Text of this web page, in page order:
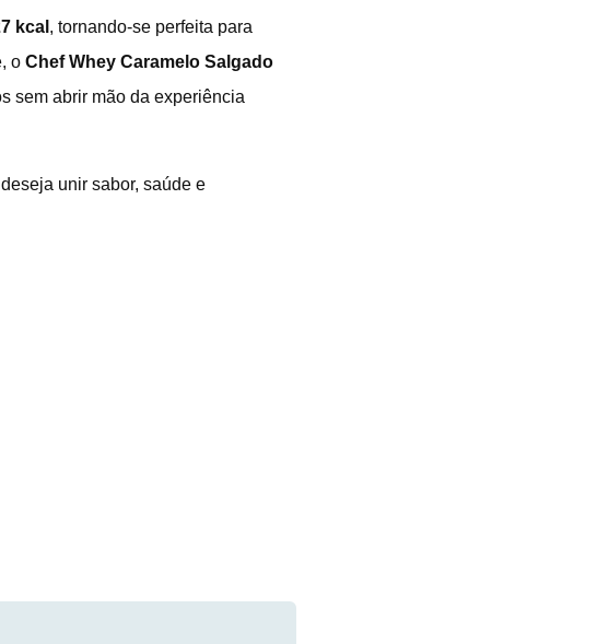
kcal , tornando-se perfeita para
o Chef Whey Caramelo Salgado
sem abrir mão da experiência
unir sabor, saúde e